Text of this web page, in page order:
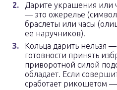
Дарите украшения или
— это ожерелье
браслеты или часы
ее наручников).
Кольца дарить нельзя
готовности принять
приворотной силой
обладает. Если
сработает рикошетом